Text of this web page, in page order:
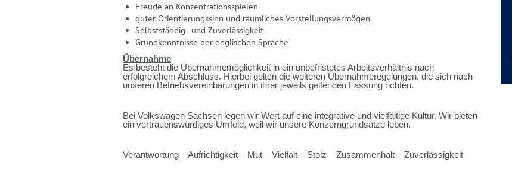
Freude an Konzentrationsspielen
guter Orientierungssinn und räumliches Vorstellungsvermögen
Selbstständig- und Zuverlässigkeit
Grundkenntnisse der englischen Sprache
Übernahme
Es besteht die Übernahmemöglichkeit in ein unbefristetes Arbeitsverhältnis nach
erfolgreichem Abschluss. Hierbei gelten die weiteren Übernahmeregelungen, die sich nach
unseren Betriebsvereinbarungen in ihrer jeweils geltenden Fassung richten.
Bei Volkswagen Sachsen legen wir Wert auf eine integrative und vielfältige Kultur. Wir bieten
ein vertrauenswürdiges Umfeld, weil wir unsere Konzerngrundsätze leben.
Verantwortung – Aufrichtigkeit – Mut – Vielfalt – Stolz – Zusammenhalt – Zuverlässigkeit